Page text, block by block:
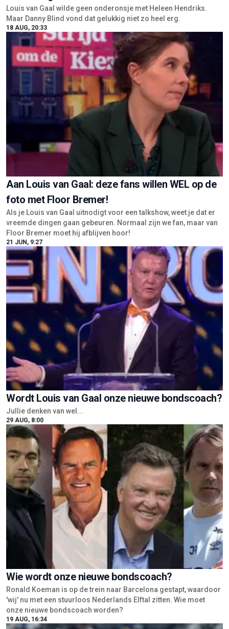
Louis van Gaal wilde geen onderonsje met Heleen Hendriks.
Maar Danny Blind vond dat gelukkig niet zo heel erg.
18 AUG, 20:33
Aan Louis van Gaal: deze fans willen WEL op de
foto met Floor Bremer!
Als je Louis van Gaal uitnodigt voor een talkshow, weet je dat er
vreemde dingen gaan gebeuren. Normaal zijn we fan, maar van
Floor Bremer moet hij afblijven hoor!
21 JUN, 9:27
Wordt Louis van Gaal onze nieuwe bondscoach?
Jullie denken van wel...
29 AUG, 8:00
Wie wordt onze nieuwe bondscoach?
Ronald Koeman is op de trein naar Barcelona gestapt, waardoor
'wij' nu met een stuurloos Nederlands Elftal zitten. Wie moet
onze nieuwe bondscoach worden?
19 AUG, 16:34